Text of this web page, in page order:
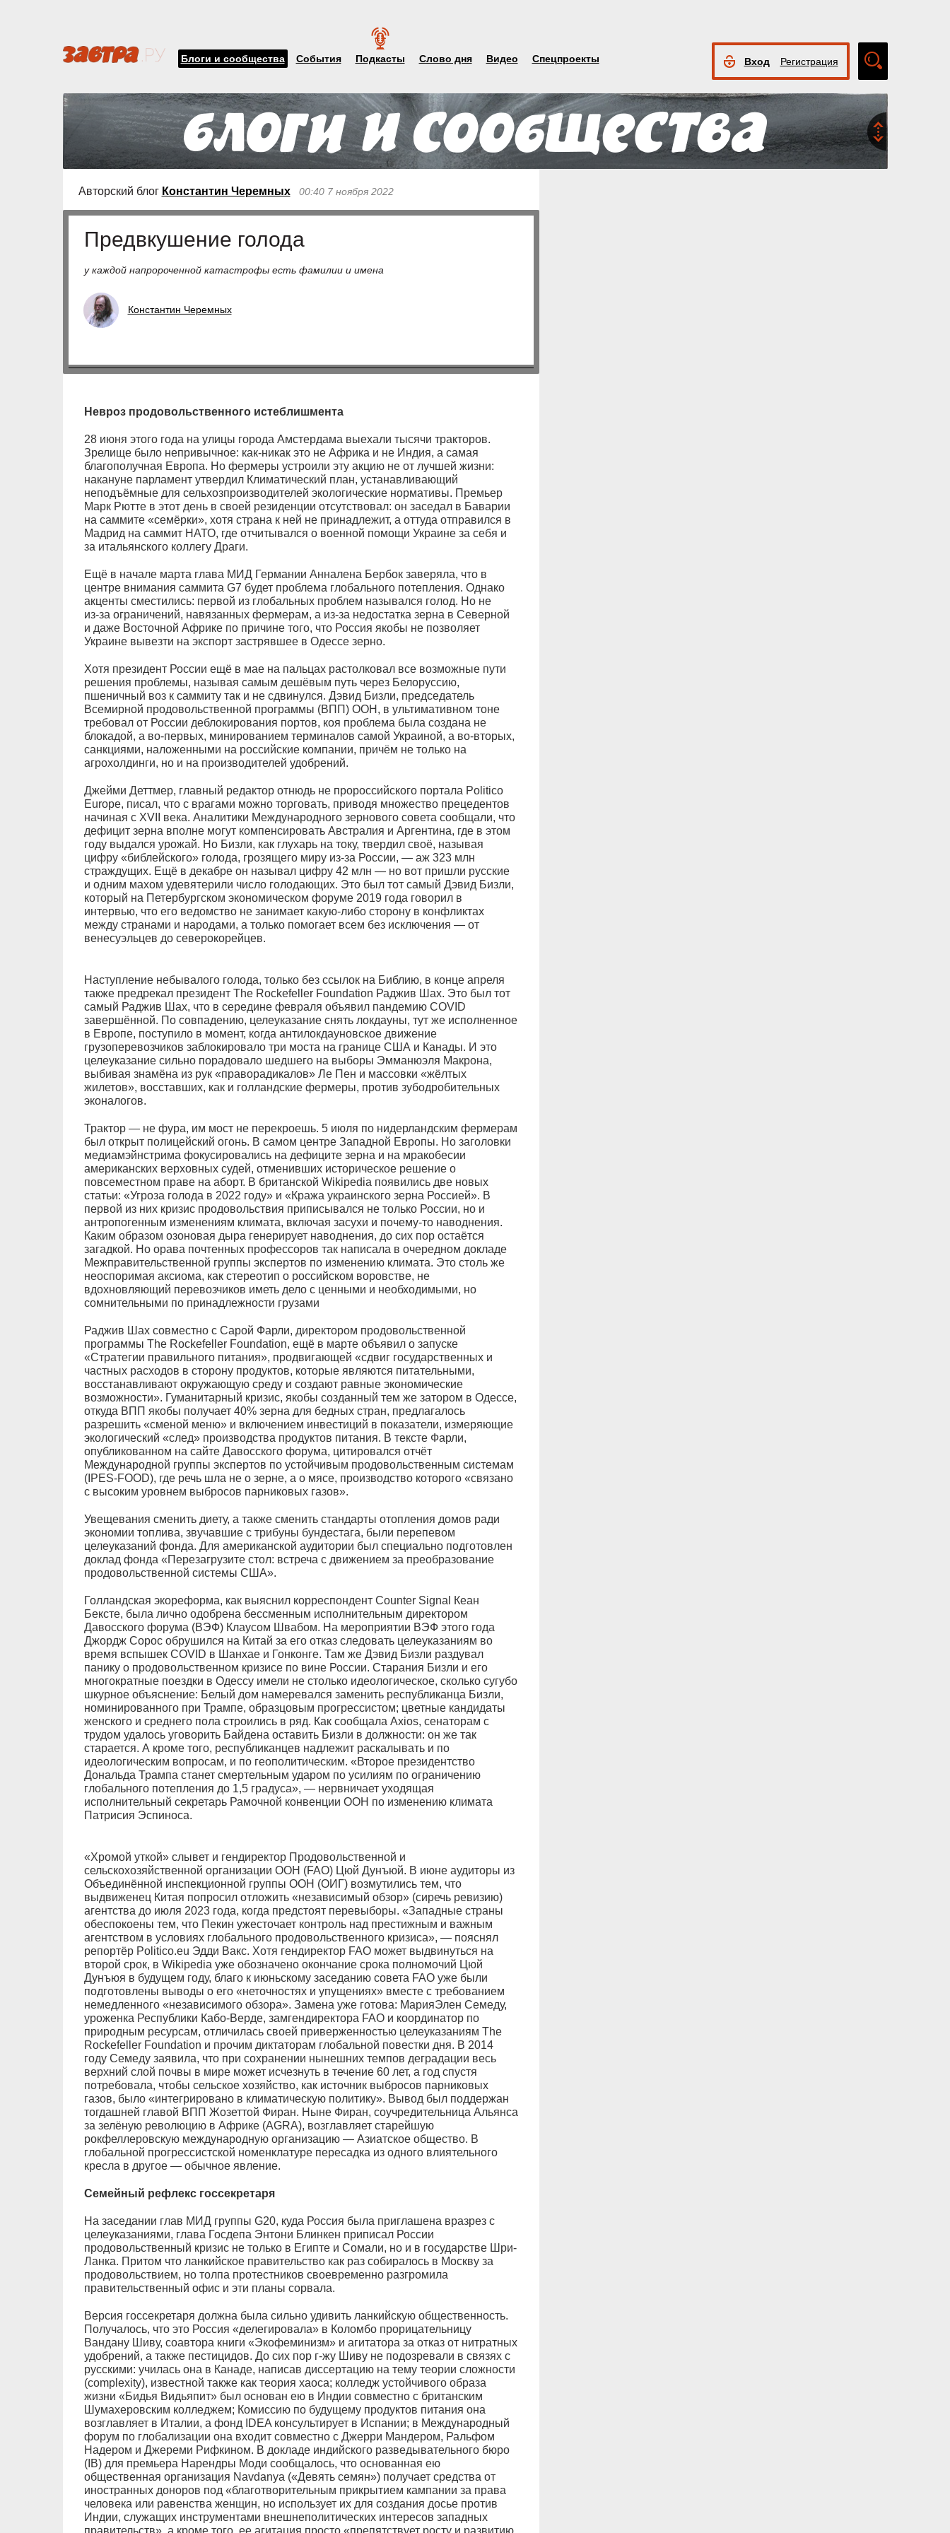
Блоги и сообщества События Подкасты Слово дня Видео Спецпроекты Вход Регистрация
поиск
Авторский блог Константин Черемных 00:40 7 ноября 2022
Предвкушение голода
у каждой напророченной катастрофы есть фамилии и имена
Константин Черемных
Невроз продовольственного истеблишмента
28 июня этого года на улицы города Амстердама выехали тысячи тракторов.
Зрелище было непривычное: как‑никак это не Африка и не Индия, а самая
благополучная Европа. Но фермеры устроили эту акцию не от лучшей жизни:
накануне парламент утвердил Климатический план, устанавливающий
неподъёмные для сельхозпроизводителей экологические нормативы. Премьер
Марк Рютте в этот день в своей резиденции отсутствовал: он заседал в Баварии
на саммите «семёрки», хотя страна к ней не принадлежит, а оттуда отправился в
Мадрид на саммит НАТО, где отчитывался о военной помощи Украине за себя и
за итальянского коллегу Драги.
Ещё в начале марта глава МИД Германии Анналена Бербок заверяла, что в
центре внимания саммита G7 будет проблема глобального потепления. Однако
акценты сместились: первой из глобальных проблем назывался голод. Но не
из‑за ограничений, навязанных фермерам, а из‑за недостатка зерна в Северной
и даже Восточной Африке по причине того, что Россия якобы не позволяет
Украине вывезти на экспорт застрявшее в Одессе зерно.
Хотя президент России ещё в мае на пальцах растолковал все возможные пути
решения проблемы, называя самым дешёвым путь через Белоруссию,
пшеничный воз к саммиту так и не сдвинулся. Дэвид Бизли, председатель
Всемирной продовольственной программы (ВПП) ООН, в ультимативном тоне
требовал от России деблокирования портов, коя проблема была создана не
блокадой, а во‑первых, минированием терминалов самой Украиной, а во‑вторых,
санкциями, наложенными на российские компании, причём не только на
агрохолдинги, но и на производителей удобрений.
Джейми Деттмер, главный редактор отнюдь не пророссийского портала Politico
Europe, писал, что с врагами можно торговать, приводя множество прецедентов
начиная с XVII века. Аналитики Международного зернового совета сообщали, что
дефицит зерна вполне могут компенсировать Австралия и Аргентина, где в этом
году выдался урожай. Но Бизли, как глухарь на току, твердил своё, называя
цифру «библейского» голода, грозящего миру из‑за России, — аж 323 млн
страждущих. Ещё в декабре он называл цифру 42 млн — но вот пришли русские
и одним махом удевятерили число голодающих. Это был тот самый Дэвид Бизли,
который на Петербургском экономическом форуме 2019 года говорил в
интервью, что его ведомство не занимает какую‑либо сторону в конфликтах
между странами и народами, а только помогает всем без исключения — от
венесуэльцев до северокорейцев.
Наступление небывалого голода, только без ссылок на Библию, в конце апреля
также предрекал президент The Rockefeller Foundation Раджив Шах. Это был тот
самый Раджив Шах, что в середине февраля объявил пандемию COVID
завершённой. По совпадению, целеуказание снять локдауны, тут же исполненное
в Европе, поступило в момент, когда антилокдауновское движение
грузоперевозчиков заблокировало три моста на границе США и Канады. И это
целеуказание сильно порадовало шедшего на выборы Эмманюэля Макрона,
выбивая знамёна из рук «праворадикалов» Ле Пен и массовки «жёлтых
жилетов», восставших, как и голландские фермеры, против зубодробительных
эконалогов.
Трактор — не фура, им мост не перекроешь. 5 июля по нидерландским фермерам
был открыт полицейский огонь. В самом центре Западной Европы. Но заголовки
медиамэйнстрима фокусировались на дефиците зерна и на мракобесии
американских верховных судей, отменивших историческое решение о
повсеместном праве на аборт. В британской Wikipedia появились две новых
статьи: «Угроза голода в 2022 году» и «Кража украинского зерна Россией». В
первой из них кризис продовольствия приписывался не только России, но и
антропогенным изменениям климата, включая засухи и почему‑то наводнения.
Каким образом озоновая дыра генерирует наводнения, до сих пор остаётся
загадкой. Но орава почтенных профессоров так написала в очередном докладе
Межправительственной группы экспертов по изменению климата. Это столь же
неоспоримая аксиома, как стереотип о российском воровстве, не
вдохновляющий перевозчиков иметь дело с ценными и необходимыми, но
сомнительными по принадлежности грузами
Раджив Шах совместно с Сарой Фарли, директором продовольственной
программы The Rockefeller Foundation, ещё в марте объявил о запуске
«Стратегии правильного питания», продвигающей «сдвиг государственных и
частных расходов в сторону продуктов, которые являются питательными,
восстанавливают окружающую среду и создают равные экономические
возможности». Гуманитарный кризис, якобы созданный тем же затором в Одессе,
откуда ВПП якобы получает 40% зерна для бедных стран, предлагалось
разрешить «сменой меню» и включением инвестиций в показатели, измеряющие
экологический «след» производства продуктов питания. В тексте Фарли,
опубликованном на сайте Давосского форума, цитировался отчёт
Международной группы экспертов по устойчивым продовольственным системам
(IPES-FOOD), где речь шла не о зерне, а о мясе, производство которого «связано
с высоким уровнем выбросов парниковых газов».
Увещевания сменить диету, а также сменить стандарты отопления домов ради
экономии топлива, звучавшие с трибуны бундестага, были перепевом
целеуказаний фонда. Для американской аудитории был специально подготовлен
доклад фонда «Перезагрузите стол: встреча с движением за преобразование
продовольственной системы США».
Голландская экореформа, как выяснил корреспондент Counter Signal Кеан
Бексте, была лично одобрена бессменным исполнительным директором
Давосского форума (ВЭФ) Клаусом Швабом. На мероприятии ВЭФ этого года
Джордж Сорос обрушился на Китай за его отказ следовать целеуказаниям во
время вспышек COVID в Шанхае и Гонконге. Там же Дэвид Бизли раздувал
панику о продовольственном кризисе по вине России. Старания Бизли и его
многократные поездки в Одессу имели не столько идеологическое, сколько сугубо
шкурное объяснение: Белый дом намеревался заменить республиканца Бизли,
номинированного при Трампе, образцовым прогрессистом; цветные кандидаты
женского и среднего пола строились в ряд. Как сообщала Axios, сенаторам с
трудом удалось уговорить Байдена оставить Бизли в должности: он же так
старается. А кроме того, республиканцев надлежит раскалывать и по
идеологическим вопросам, и по геополитическим. «Второе президентство
Дональда Трампа станет смертельным ударом по усилиям по ограничению
глобального потепления до 1,5 градуса», — нервничает уходящая
исполнительный секретарь Рамочной конвенции ООН по изменению климата
Патрисия Эспиноса.
«Хромой уткой» слывет и гендиректор Продовольственной и
сельскохозяйственной организации ООН (FAO) Цюй Дунъюй. В июне аудиторы из
Объединённой инспекционной группы ООН (ОИГ) возмутились тем, что
выдвиженец Китая попросил отложить «независимый обзор» (сиречь ревизию)
агентства до июля 2023 года, когда предстоят перевыборы. «Западные страны
обеспокоены тем, что Пекин ужесточает контроль над престижным и важным
агентством в условиях глобального продовольственного кризиса», — пояснял
репортёр Politico.eu Эдди Вакс. Хотя гендиректор FAO может выдвинуться на
второй срок, в Wikipedia уже обозначено окончание срока полномочий Цюй
Дунъюя в будущем году, благо к июньскому заседанию совета FAO уже были
подготовлены выводы о его «неточностях и упущениях» вместе с требованием
немедленного «независимого обзора». Замена уже готова: МарияЭлен Семеду,
уроженка Республики Кабо-Верде, замгендиректора FAO и координатор по
природным ресурсам, отличилась своей приверженностью целеуказаниям The
Rockefeller Foundation и прочим диктаторам глобальной повестки дня. В 2014
году Семеду заявила, что при сохранении нынешних темпов деградации весь
верхний слой почвы в мире может исчезнуть в течение 60 лет, а год спустя
потребовала, чтобы сельское хозяйство, как источник выбросов парниковых
газов, было «интегрировано в климатическую политику». Вывод был поддержан
тогдашней главой ВПП Жозеттой Фиран. Ныне Фиран, соучредительница Альянса
за зелёную революцию в Африке (AGRA), возглавляет старейшую
рокфеллеровскую международную организацию — Азиатское общество. В
глобальной прогрессистской номенклатуре пересадка из одного влиятельного
кресла в другое — обычное явление.
Семейный рефлекс госсекретаря
На заседании глав МИД группы G20, куда Россия была приглашена вразрез с
целеуказаниями, глава Госдепа Энтони Блинкен приписал России
продовольственный кризис не только в Египте и Сомали, но и в государстве Шри-
Ланка. Притом что ланкийское правительство как раз собиралось в Москву за
продовольствием, но толпа протестников своевременно разгромила
правительственный офис и эти планы сорвала.
Версия госсекретаря должна была сильно удивить ланкийскую общественность.
Получалось, что это Россия «делегировала» в Коломбо прорицательницу
Вандану Шиву, соавтора книги «Экофеминизм» и агитатора за отказ от нитратных
удобрений, а также пестицидов. До сих пор г-жу Шиву не подозревали в связях с
русскими: училась она в Канаде, написав диссертацию на тему теории сложности
(complexity), известной также как теория хаоса; колледж устойчивого образа
жизни «Бидья Видьяпит» был основан ею в Индии совместно с британским
Шумахеровским колледжем; Комиссию по будущему продуктов питания она
возглавляет в Италии, а фонд IDEA консультирует в Испании; в Международный
форум по глобализации она входит совместно с Джерри Мандером, Ральфом
Надером и Джереми Рифкином. В докладе индийского разведывательного бюро
(IB) для премьера Нарендры Моди сообщалось, что основанная ею
общественная организация Navdanya («Девять семян») получает средства от
иностранных доноров под «благотворительным прикрытием кампании за права
человека или равенства женщин, но использует их для создания досье против
Индии, служащих инструментами внешнеполитических интересов западных
правительств», а кроме того, ее агитация просто «препятствует росту и развитию